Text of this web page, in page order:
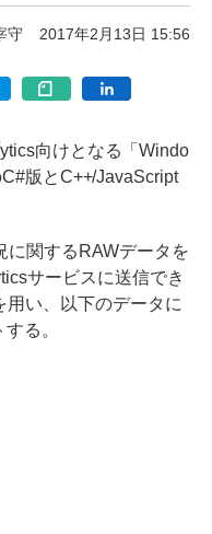
守 2017年2月13日 15:56
向けとなる「Windo
版とC++/JavaScript
関するRAWデータを
サービスに送信でき
用い、以下のデータに
る。